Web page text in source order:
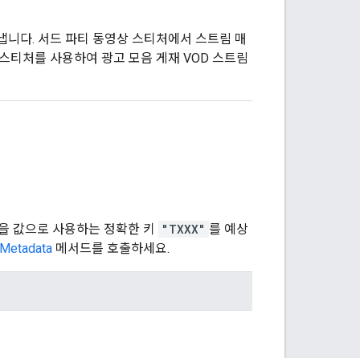
니다. 서드 파티 동영상 스티처에서 스트림 매
티처를 사용하여 광고 모음 게재 VOD 스트림
값으로 사용하는 정확한 키
"TXXX" 를 예상
메서드를 호출하세요.